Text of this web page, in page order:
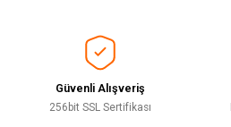
Güvenli Alışveriş
256bit SSL Sertifikası